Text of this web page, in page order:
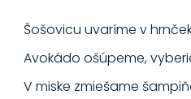
Šošovicu uvaríme v
Avokádo ošúpeme,
V miske zmiešame